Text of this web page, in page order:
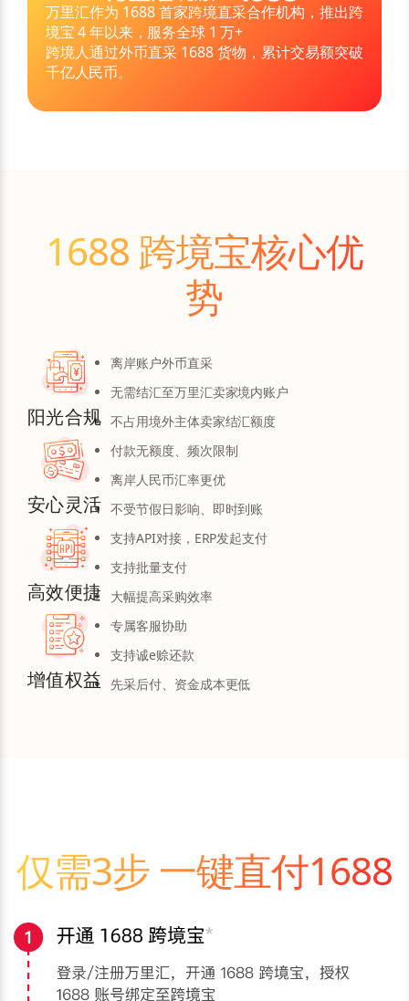
万里汇作为 1688 首家跨境直采合作机构，推出跨
境宝 4 年以来，服务全球 1 万+
跨境人通过外币直采 1688 货物，累计交易额突破
千亿人民币。
1688 跨境宝核心优
势
阳光合规
离岸账户外币直采
无需结汇至万里汇卖家境内账户
不占用境外主体卖家结汇额度
安心灵活
付款无额度、频次限制
离岸人民币汇率更优
不受节假日影响、即时到账
高效便捷
支持API对接，ERP发起支付
支持批量支付
大幅提高采购效率
增值权益
专属客服协助
支持诚e赊还款
先采后付、资金成本更低
仅需3步 一键直付1688